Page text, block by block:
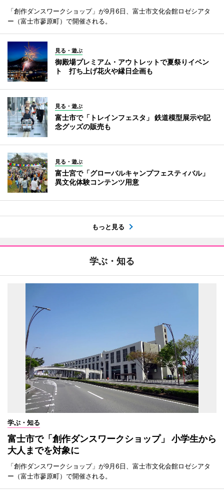
「創作ダンスワークショップ」が9月6日、富士市文化会館ロゼシアタ
ー（富士市蓼原町）で開催される。
見る・遊ぶ
御殿場プレミアム・アウトレットで夏祭りイベン
ト 打ち上げ花火や縁日企画も
見る・遊ぶ
富士市で「トレインフェスタ」 鉄道模型展示や記
念グッズの販売も
見る・遊ぶ
富士宮で「グローバルキャンプフェスティバル」
異文化体験コンテンツ用意
もっと見る
学ぶ・知る
学ぶ・知る
富士市で「創作ダンスワークショップ」 小学生から
大人までを対象に
「創作ダンスワークショップ」が9月6日、富士市文化会館ロゼシアタ
ー（富士市蓼原町）で開催される。